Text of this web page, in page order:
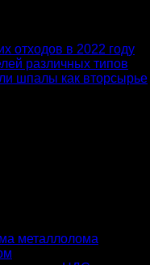
отходов в 2022 году
различных типов
шпалы как вторсырье
металлолома